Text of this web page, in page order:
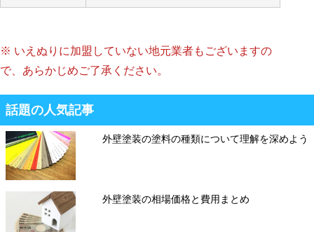
※ いえぬりに加盟していない地元業者もございますの
で、あらかじめご了承ください。
話題の人気記事
外壁塗装の塗料の種類について理解を深めよう
外壁塗装の相場価格と費用まとめ